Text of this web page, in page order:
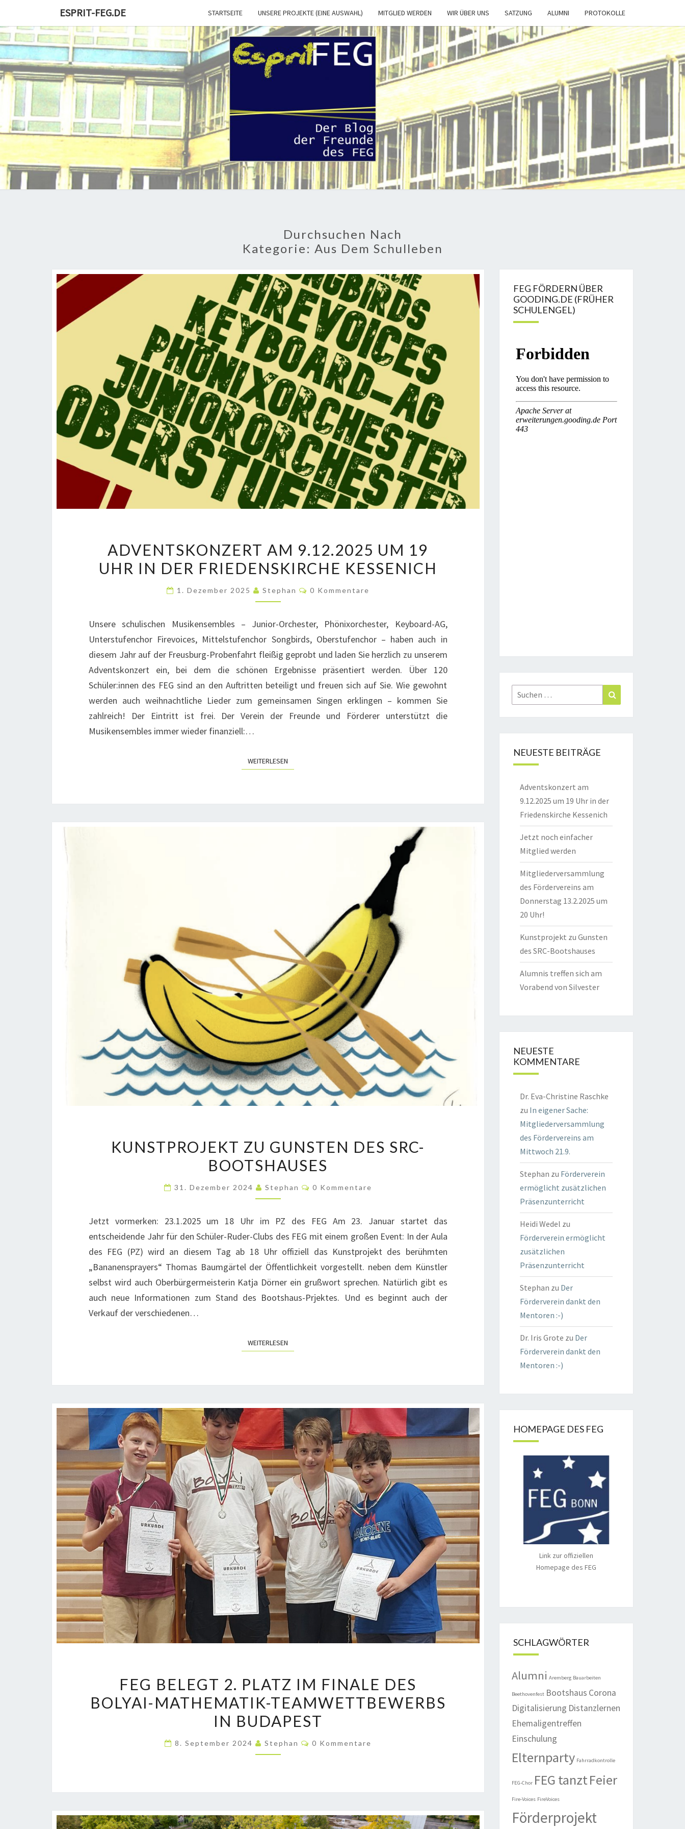
content
ESPRIT-FEG.DE STARTSEITE UNSERE PROJEKTE (EINE AUSWAHL) MITGLIED WERDEN WIR ÜBER UNS SATZUNG ALUMNI PROTOKOLLE
ESPRIT-
FEG.DE
Der Blog
Der
Freunde
Und
Förderer
Durchsuchen Nach
Kategorie: Aus Dem Schulleben
AM
9.12.2025
19
IN
DER
FRIEDENSKIRCHE
KESSENICH
ADVENTSKONZERT AM 9.12.2025 UM 19
UHR IN DER FRIEDENSKIRCHE KESSENICH
1. Dezember 2025 Stephan Kommentare
0 Kommentare
Unsere schulischen Musikensembles – Junior-Orchester, Phönixorchester, Keyboard-AG,
Unterstufenchor Firevoices, Mittelstufenchor Songbirds, Oberstufenchor – haben auch in
diesem Jahr auf der Freusburg-Probenfahrt fleißig geprobt und laden Sie herzlich zu unserem
Adventskonzert ein, bei dem die schönen Ergebnisse präsentiert werden. Über 120
Schüler:innen des FEG sind an den Auftritten beteiligt und freuen sich auf Sie. Wie gewohnt
werden auch weihnachtliche Lieder zum gemeinsamen Singen erklingen – kommen Sie
zahlreich! Der Eintritt ist frei. Der Verein der Freunde und Förderer unterstützt die
Musikensembles immer wieder finanziell:…
WEITERLESEN
ZU
GUNSTEN
SRC-
KUNSTPROJEKT ZU GUNSTEN DES SRC-
BOOTSHAUSES
31. Dezember 2024 Stephan Kommentare
0 Kommentare
Jetzt vormerken: 23.1.2025 um 18 Uhr im PZ des FEG Am 23. Januar startet das
entscheidende Jahr für den Schüler-Ruder-Clubs des FEG mit einem großen Event: In der Aula
des FEG (PZ) wird an diesem Tag ab 18 Uhr offiziell das Kunstprojekt des berühmten
„Bananensprayers“ Thomas Baumgärtel der Öffentlichkeit vorgestellt. neben dem Künstler
selbst wird auch Oberbürgermeisterin Katja Dörner ein grußwort sprechen. Natürlich gibt es
auch neue Informationen zum Stand des Bootshaus-Prjektes. Und es beginnt auch der
Verkauf der verschiedenen…
WEITERLESEN
BELEGT
2.
PLATZ
FINALE
MATHEMATIK-
TEAMWETTBEWERBS
IN
FEG BELEGT 2. PLATZ IM FINALE DES
BOLYAI-MATHEMATIK-TEAMWETTBEWERBS
IN BUDAPEST
8. September 2024 Stephan Kommentare
0 Kommentare
FEG FÖRDERN ÜBER
GOODING.DE (FRÜHER
SCHULENGEL)
Suchen
nach:
NEUESTE BEITRÄGE
Adventskonzert am
9.12.2025 um 19 Uhr in der
Friedenskirche Kessenich
Jetzt noch einfacher
Mitglied werden
Mitgliederversammlung
des Fördervereins am
Donnerstag 13.2.2025 um
20 Uhr!
Kunstprojekt zu Gunsten
des SRC-Bootshauses
Alumnis treffen sich am
Vorabend von Silvester
NEUESTE
KOMMENTARE
Dr. Eva-Christine Raschke
zu In eigener Sache:
Mitgliederversammlung
des Fördervereins am
Mittwoch 21.9.
Stephan zu Förderverein
ermöglicht zusätzlichen
Präsenzunterricht
Heidi Wedel zu
Förderverein ermöglicht
zusätzlichen
Präsenzunterricht
Stephan zu Der
Förderverein dankt den
Mentoren :-)
Dr. Iris Grote zu Der
Förderverein dankt den
Mentoren :-)
HOMEPAGE DES FEG
Link zur offiziellen
Homepage des FEG
SCHLAGWÖRTER
Alumni Aremberg Bauarbeiten
Beethovenfest Bootshaus Corona
Digitalisierung Distanzlernen
Ehemaligentreffen
Einschulung
Elternparty Fahrradkontrolle
FEG-Chor FEG tanztFeier
Fire-Voices FireVoices
Förderprojekt